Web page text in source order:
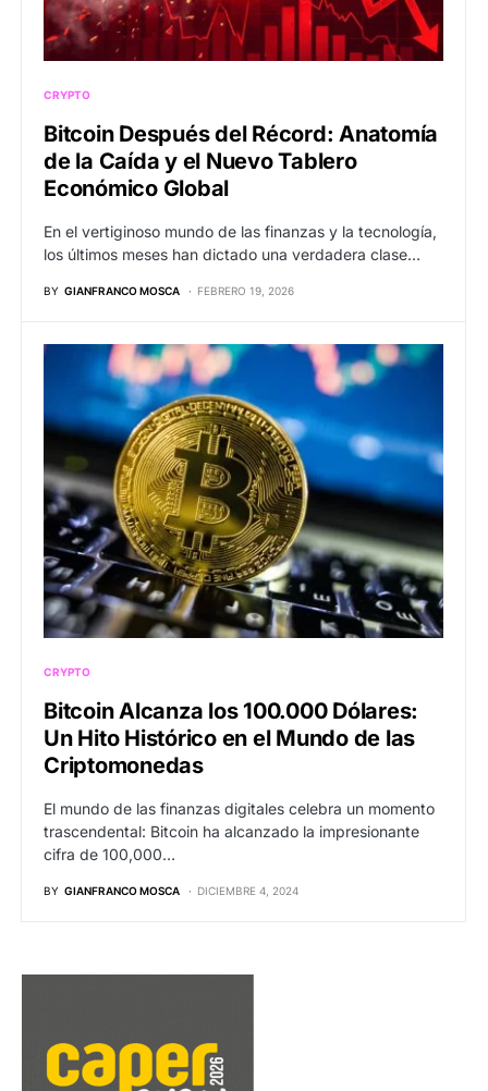
CRYPTO
Bitcoin Después del Récord: Anatomía
de la Caída y el Nuevo Tablero
Económico Global
En el vertiginoso mundo de las finanzas y la tecnología,
los últimos meses han dictado una verdadera clase…
BY GIANFRANCO MOSCA FEBRERO 19, 2026
CRYPTO
Bitcoin Alcanza los 100.000 Dólares:
Un Hito Histórico en el Mundo de las
Criptomonedas
El mundo de las finanzas digitales celebra un momento
trascendental: Bitcoin ha alcanzado la impresionante
cifra de 100,000…
BY GIANFRANCO MOSCA DICIEMBRE 4, 2024